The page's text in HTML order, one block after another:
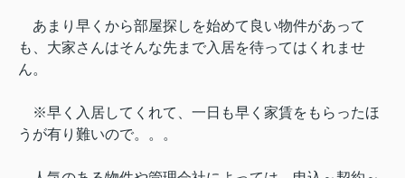
あまり早くから部屋探しを始めて良い物件があって
も、 大家さんはそんな先まで入居を待ってはくれませ
ん。
※早く入居してくれて、一日も早く家賃をもらったほ
うが有り難いので。。。